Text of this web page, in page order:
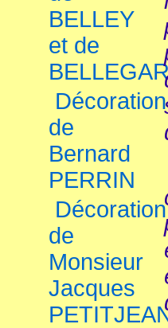
BELLEY
et de
Décoration
de
Bernard
PERRIN
Décoration
de
Monsieur
Jacques